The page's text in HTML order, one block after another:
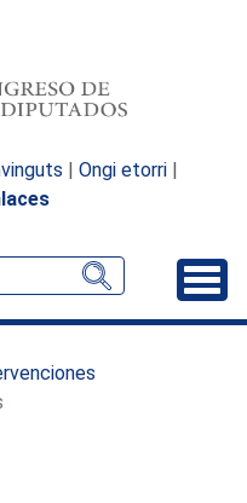
| Ongi etorri |